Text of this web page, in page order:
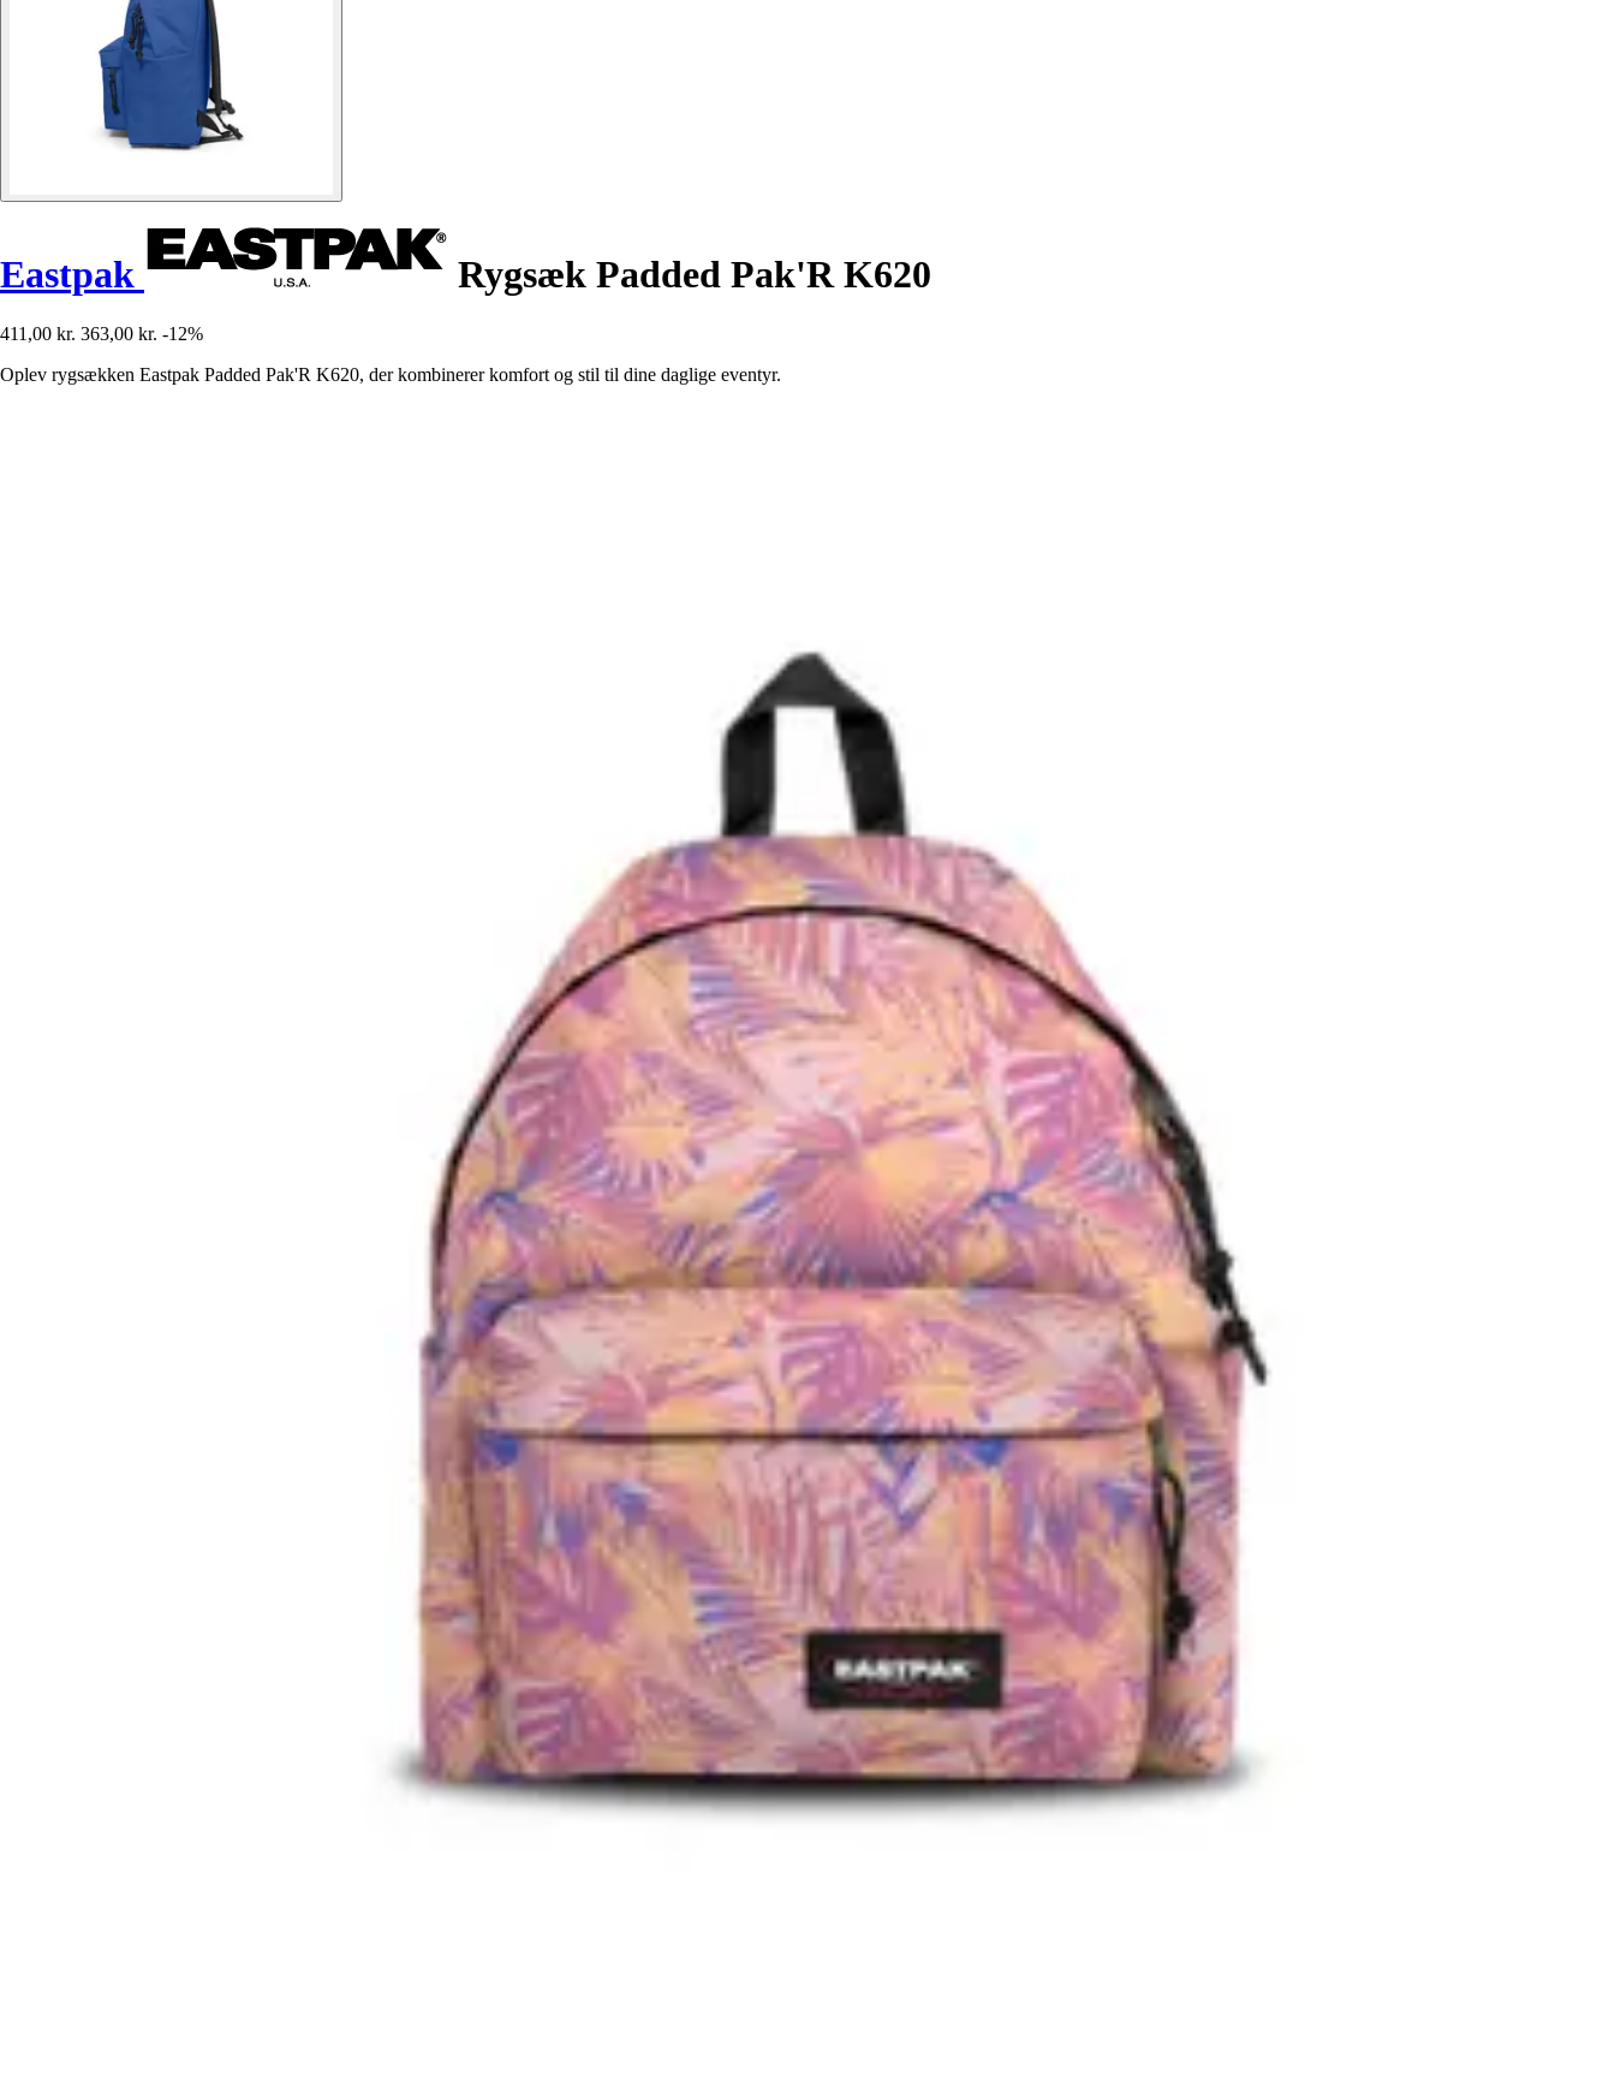
Eastpak Rygsæk Padded Pak'R K620
411,00 kr. 363,00 kr. -12%
Oplev rygsækken Eastpak Padded Pak'R K620, der kombinerer komfort og stil til dine daglige eventyr.